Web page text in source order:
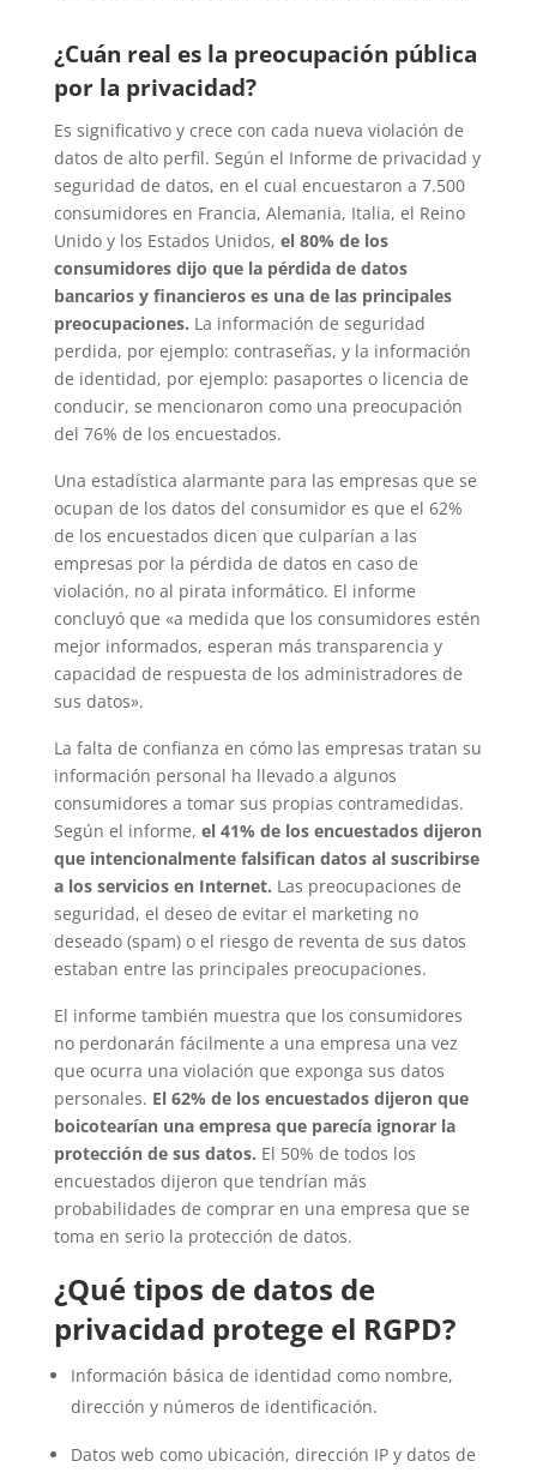
¿Cuán real es la preocupación pública
por la privacidad?
Es significativo y crece con cada nueva violación de
datos de alto perfil. Según el Informe de privacidad y
seguridad de datos, en el cual encuestaron a 7.500
consumidores en Francia, Alemania, Italia, el Reino
Unido y los Estados Unidos, el 80% de los
consumidores dijo que la pérdida de datos
bancarios y financieros es una de las principales
preocupaciones. La información de seguridad
perdida, por ejemplo: contraseñas, y la información
de identidad, por ejemplo: pasaportes o licencia de
conducir, se mencionaron como una preocupación
del 76% de los encuestados.
Una estadística alarmante para las empresas que se
ocupan de los datos del consumidor es que el 62%
de los encuestados dicen que culparían a las
empresas por la pérdida de datos en caso de
violación, no al pirata informático. El informe
concluyó que «a medida que los consumidores estén
mejor informados, esperan más transparencia y
capacidad de respuesta de los administradores de
sus datos».
La falta de confianza en cómo las empresas tratan su
información personal ha llevado a algunos
consumidores a tomar sus propias contramedidas.
Según el informe, el 41% de los encuestados dijeron
que intencionalmente falsifican datos al suscribirse
a los servicios en Internet. Las preocupaciones de
seguridad, el deseo de evitar el marketing no
deseado (spam) o el riesgo de reventa de sus datos
estaban entre las principales preocupaciones.
El informe también muestra que los consumidores
no perdonarán fácilmente a una empresa una vez
que ocurra una violación que exponga sus datos
personales. El 62% de los encuestados dijeron que
boicotearían una empresa que parecía ignorar la
protección de sus datos. El 50% de todos los
encuestados dijeron que tendrían más
probabilidades de comprar en una empresa que se
toma en serio la protección de datos.
¿Qué tipos de datos de
privacidad protege el RGPD?
Información básica de identidad como nombre,
dirección y números de identificación.
Datos web como ubicación, dirección IP y datos de